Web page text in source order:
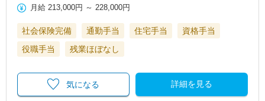
月給 213,000円 ～228,000円
社会保険完備 通勤手当 住宅手当
資格手当
役職手当
残業ほぼなし
詳細を見る
気になる